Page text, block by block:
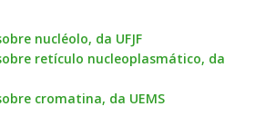
nucléolo, da UFJF
retículo nucleoplasmático, da
cromatina, da UEMS